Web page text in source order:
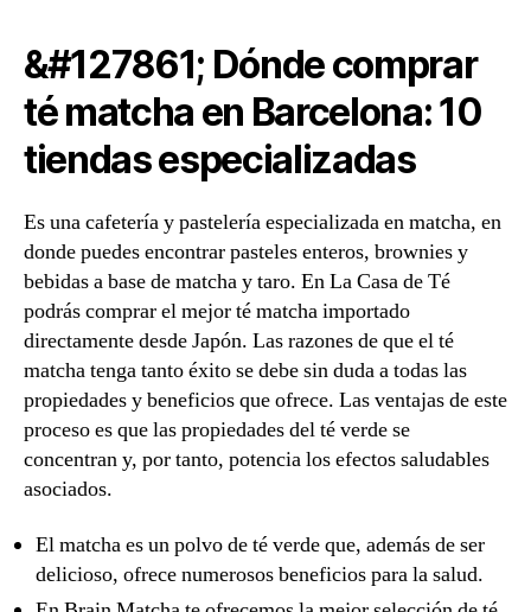
&#127861; Dónde comprar
té matcha en Barcelona: 10
tiendas especializadas
Es una cafetería y pastelería especializada en matcha, en
donde puedes encontrar pasteles enteros, brownies y
bebidas a base de matcha y taro. En La Casa de Té
podrás comprar el mejor té matcha importado
directamente desde Japón. Las razones de que el té
matcha tenga tanto éxito se debe sin duda a todas las
propiedades y beneficios que ofrece. Las ventajas de este
proceso es que las propiedades del té verde se
concentran y, por tanto, potencia los efectos saludables
asociados.
El matcha es un polvo de té verde que, además de ser
delicioso, ofrece numerosos beneficios para la salud.